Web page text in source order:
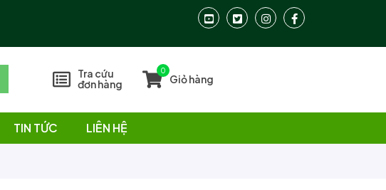
Tra cứu
đơn hàng
0
Giỏ hàng
TIN TỨC LIÊN HỆ